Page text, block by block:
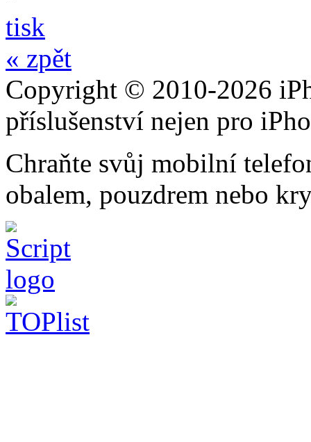
tisk
« zpět
Copyright © 2010-2026
příslušenství nejen pro
Chraňte svůj mobilní
obalem, pouzdrem nebo